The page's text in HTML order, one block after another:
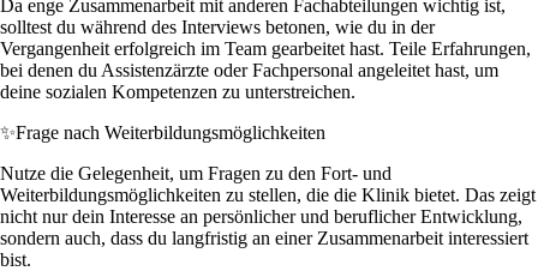
Da enge Zusammenarbeit mit anderen Fachabteilungen wichtig ist,
solltest du während des Interviews betonen, wie du in der
Vergangenheit erfolgreich im Team gearbeitet hast. Teile Erfahrungen,
bei denen du Assistenzärzte oder Fachpersonal angeleitet hast, um
deine sozialen Kompetenzen zu unterstreichen.
✨Frage nach Weiterbildungsmöglichkeiten
Nutze die Gelegenheit, um Fragen zu den Fort- und
Weiterbildungsmöglichkeiten zu stellen, die die Klinik bietet. Das zeigt
nicht nur dein Interesse an persönlicher und beruflicher Entwicklung,
sondern auch, dass du langfristig an einer Zusammenarbeit interessiert
bist.